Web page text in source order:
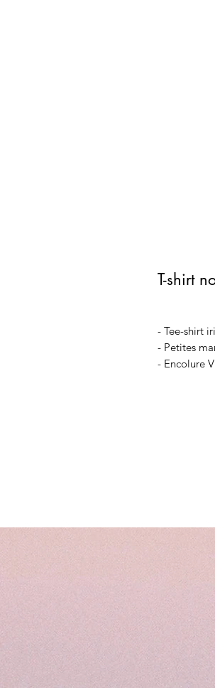
T-shirt
- Tee-shirt
- Petites
- Encolure V